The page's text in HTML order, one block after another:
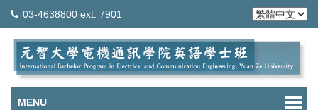
03-4638800 ext. 7901
MENU